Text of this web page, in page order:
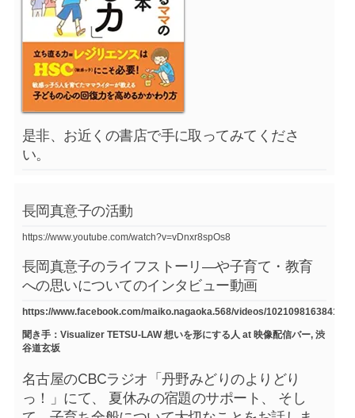
是非、お近くの書店で手に取ってみてくださ
い。
長岡真意子の活動
https://www.youtube.com/watch?v=vDnxr8spOs8
長岡真意子のライフストーリ―や子育て・教育
への思いについてのインタビュー動画
https://www.facebook.com/maiko.nagaoka.568/videos/
聞き手：Visualizer TETSU-LAW 想いを形にする人 at 映像配信バー, 渋
谷道玄坂
名古屋のCBCラジオ「丹野みどりのよりどり
っ！」にて、 夏休みの宿題のサポート、 そし